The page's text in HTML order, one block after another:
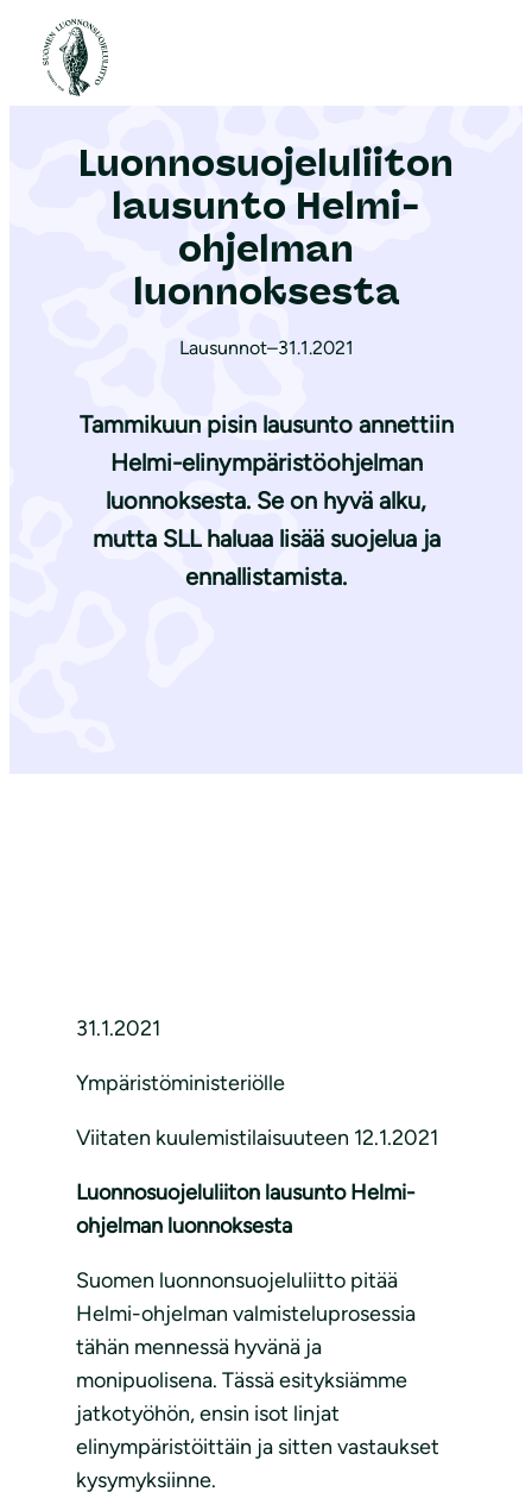
Etusivu
Luon­no­suo­je­lu­lii­ton
lausunto Helmi-
ohjelman
luonnoksesta
Lausunnot–31.1.2021
Tammikuun pisin lausunto annettiin
Helmi-elinympäristöohjelman
luonnoksesta. Se on hyvä alku,
mutta SLL haluaa lisää suojelua ja
ennallistamista.
31.1.2021
Ympäristöministeriölle
Viitaten kuulemistilaisuuteen 12.1.2021
Luonnosuojeluliiton lausunto Helmi-
ohjelman luonnoksesta
Suomen luonnonsuojeluliitto pitää
Helmi-ohjelman valmisteluprosessia
tähän mennessä hyvänä ja
monipuolisena. Tässä esityksiämme
jatkotyöhön, ensin isot linjat
elinympäristöittäin ja sitten vastaukset
kysymyksiinne.